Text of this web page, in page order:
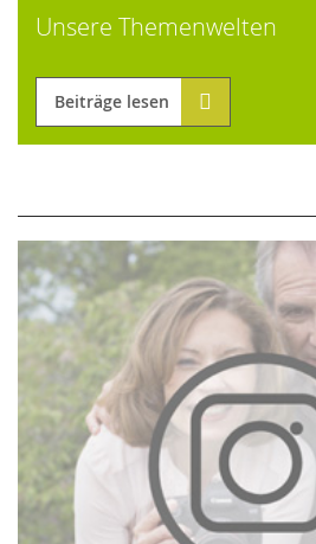
Unsere Themenwelten
Beiträge lesen